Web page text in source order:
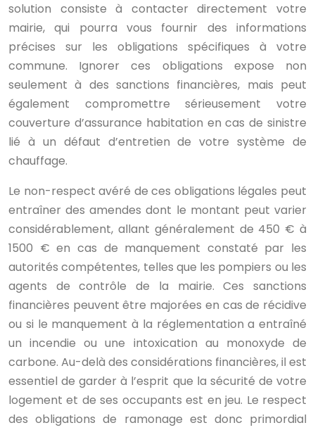
solution consiste à contacter directement votre
mairie, qui pourra vous fournir des informations
précises sur les obligations spécifiques à votre
commune. Ignorer ces obligations expose non
seulement à des sanctions financières, mais peut
également compromettre sérieusement votre
couverture d’assurance habitation en cas de sinistre
lié à un défaut d’entretien de votre système de
chauffage.
Le non-respect avéré de ces obligations légales peut
entraîner des amendes dont le montant peut varier
considérablement, allant généralement de 450 € à
1500 € en cas de manquement constaté par les
autorités compétentes, telles que les pompiers ou les
agents de contrôle de la mairie. Ces sanctions
financières peuvent être majorées en cas de récidive
ou si le manquement à la réglementation a entraîné
un incendie ou une intoxication au monoxyde de
carbone. Au-delà des considérations financières, il est
essentiel de garder à l’esprit que la sécurité de votre
logement et de ses occupants est en jeu. Le respect
des obligations de ramonage est donc primordial